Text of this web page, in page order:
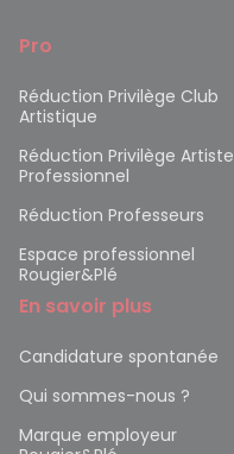
Pro
Réduction Privilège Club
Artistique
Réduction Privilège Artiste
Professionnel
Réduction Professeurs
Espace professionnel
Rougier&Plé
En savoir plus
Candidature spontanée
Qui sommes-nous ?
Marque employeur